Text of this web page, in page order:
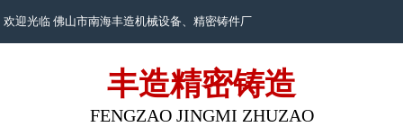
欢迎光临 佛山市南海丰造机械设备、精密铸件厂
丰造精密铸造
FENGZAO JINGMI ZHUZAO